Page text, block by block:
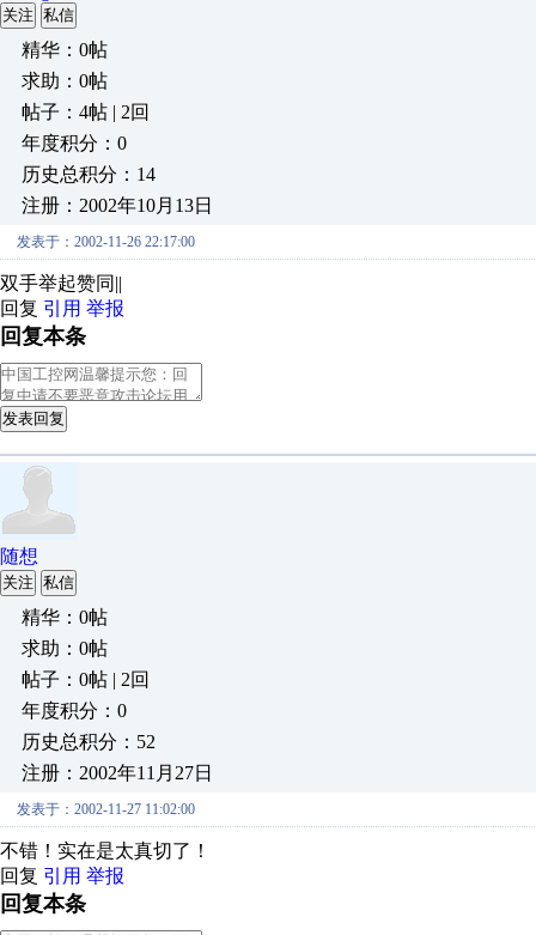
关注 私信
精华：0帖
求助：0帖
帖子：4帖 | 2回
年度积分：0
历史总积分：14
注册：2002年10月13日
发表于：2002-11-26 22:17:00
双手举起赞同||
回复 引用 举报
回复本条
发表回复
随想
关注 私信
精华：0帖
求助：0帖
帖子：0帖 | 2回
年度积分：0
历史总积分：52
注册：2002年11月27日
发表于：2002-11-27 11:02:00
不错！实在是太真切了！
回复 引用 举报
回复本条